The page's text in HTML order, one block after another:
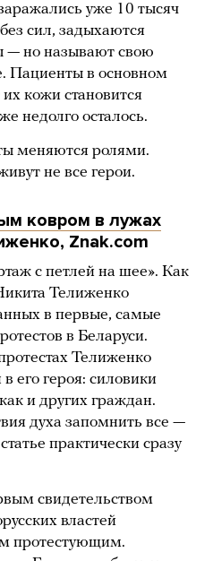
уже 10 тысяч
сил, задыхаются
— но называют свою
Пациенты в основном
кожи становится
недолго осталось.
меняются ролями.
не все герои.
ковром в лужах
Znak.com
с петлей на шее». Как
Телиженко
в первые, самые
в Беларуси.
Телиженко
его героя: силовики
и других граждан.
духа запомнить все —
практически сразу
свидетельством
властей
протестующим.